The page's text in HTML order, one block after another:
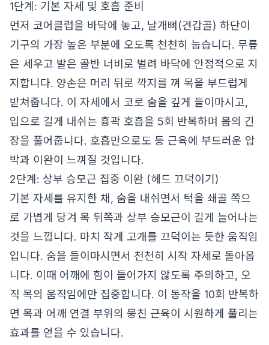
1단계: 기본 자세 및 호흡 준비
먼저 코어클럽을 바닥에 놓고, 날개뼈(견갑골) 하단이
기구의 가장 높은 부분에 오도록 천천히 눕습니다. 무릎
은 세우고 발은 골반 너비로 벌려 바닥에 안정적으로 지
지합니다. 양손은 머리 뒤로 깍지를 껴 목을 부드럽게
받쳐줍니다. 이 자세에서 코로 숨을 깊게 들이마시고,
입으로 길게 내쉬는 흉곽 호흡을 5회 반복하며 몸의 긴
장을 풀어줍니다. 호흡만으로도 등 근육에 부드러운 압
박과 이완이 느껴질 것입니다.
2단계: 상부 승모근 집중 이완 (헤드 끄덕이기)
기본 자세를 유지한 채, 숨을 내쉬면서 턱을 쇄골 쪽으
로 가볍게 당겨 목 뒤쪽과 상부 승모근이 길게 늘어나는
것을 느낍니다. 마치 작게 고개를 끄덕이는 듯한 움직임
입니다. 숨을 들이마시면서 천천히 시작 자세로 돌아옵
니다. 이때 어깨에 힘이 들어가지 않도록 주의하고, 오
직 목의 움직임에만 집중합니다. 이 동작을 10회 반복하
면 목과 어깨 연결 부위의 뭉친 근육이 시원하게 풀리는
효과를 얻을 수 있습니다.